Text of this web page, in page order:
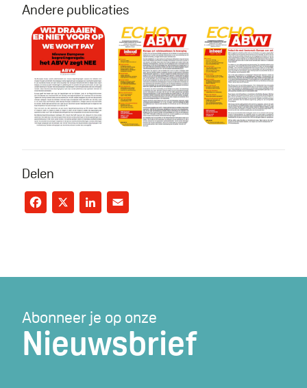
Andere publicaties
Wij draaien er niet voor op
Echo nr. 4 - 2024Echo nr. 3 -
Delen
Facebook
X LinkedIn
Abonneer je op onze
Nieuwsbrief